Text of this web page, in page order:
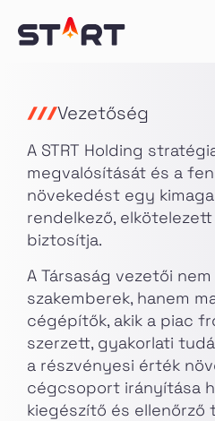
Vezetőség
A STRT Holding
megvalósítását és a
növekedést egy
rendelkező,
biztosítja.
A Társaság vezetői
szakemberek, hanem
cégépítők, akik a piac
szerzett, gyakorlati
a részvényesi érték
cégcsoport irányítása
kiegészítő és